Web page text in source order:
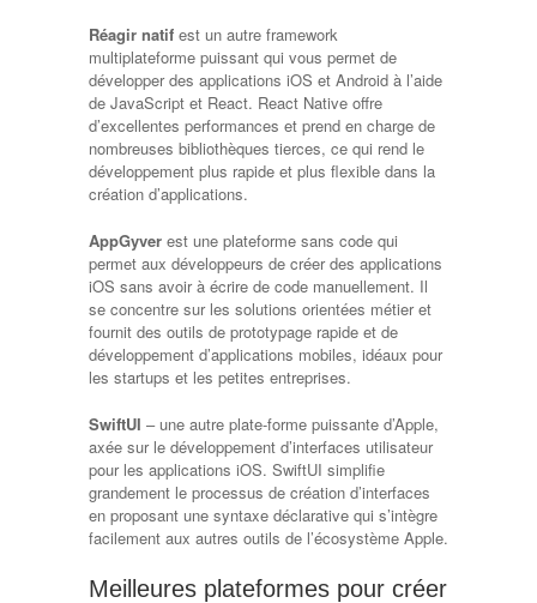
Réagir natif est un autre framework
multiplateforme puissant qui vous permet de
développer des applications iOS et Android à l’aide
de JavaScript et React. React Native offre
d’excellentes performances et prend en charge de
nombreuses bibliothèques tierces, ce qui rend le
développement plus rapide et plus flexible dans la
création d’applications.
AppGyver est une plateforme sans code qui
permet aux développeurs de créer des applications
iOS sans avoir à écrire de code manuellement. Il
se concentre sur les solutions orientées métier et
fournit des outils de prototypage rapide et de
développement d’applications mobiles, idéaux pour
les startups et les petites entreprises.
SwiftUI – une autre plate-forme puissante d’Apple,
axée sur le développement d’interfaces utilisateur
pour les applications iOS. SwiftUI simplifie
grandement le processus de création d’interfaces
en proposant une syntaxe déclarative qui s’intègre
facilement aux autres outils de l’écosystème Apple.
Meilleures plateformes pour créer